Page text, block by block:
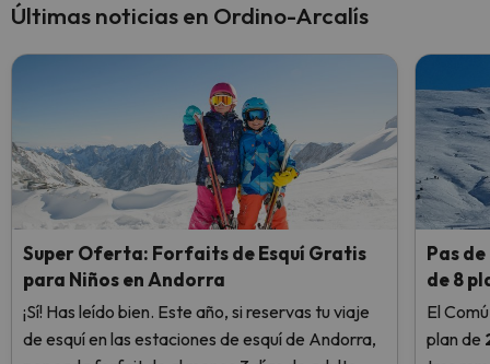
Últimas noticias en Ordino-Arcalís
Super Oferta: Forfaits de Esquí Gratis
para Niños en Andorra
¡Sí! Has leído bien. Este año, si reservas tu viaje
de esquí en las estaciones de esquí de Andorra,
Pas
de 8
El
plan de